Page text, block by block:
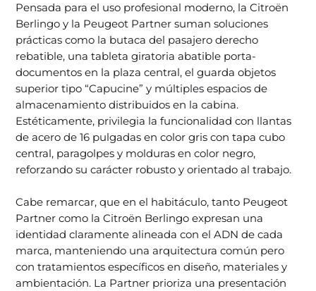
Pensada para el uso profesional moderno, la Citroën
Berlingo y la Peugeot Partner suman soluciones
prácticas como la butaca del pasajero derecho
rebatible, una tableta giratoria abatible porta-
documentos en la plaza central, el guarda objetos
superior tipo “Capucine” y múltiples espacios de
almacenamiento distribuidos en la cabina.
Estéticamente, privilegia la funcionalidad con llantas
de acero de 16 pulgadas en color gris con tapa cubo
central, paragolpes y molduras en color negro,
reforzando su carácter robusto y orientado al trabajo.
Cabe remarcar, que en el habitáculo, tanto Peugeot
Partner como la Citroën Berlingo expresan una
identidad claramente alineada con el ADN de cada
marca, manteniendo una arquitectura común pero
con tratamientos específicos en diseño, materiales y
ambientación. La Partner prioriza una presentación